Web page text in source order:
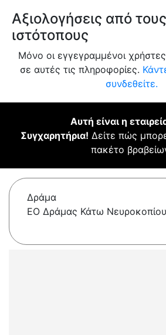
Αξιολογήσεις από
ιστότοπους
Μόνο οι εγγεγραμμένοι
σε αυτές τις πληροφορίες.
συνδεθείτε.
Αυτή είναι η
Συγχαρητήρια! Δείτε πώς
πακέτο
Δράμα
ΕΟ Δράμας Κάτω Νευροκοπίου